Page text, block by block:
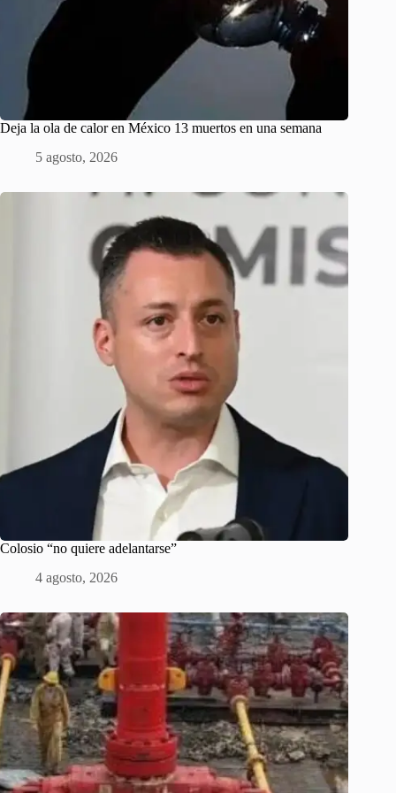
Deja la ola de calor en México 13 muertos en una semana
5 agosto, 2026
Colosio “no quiere adelantarse”
4 agosto, 2026